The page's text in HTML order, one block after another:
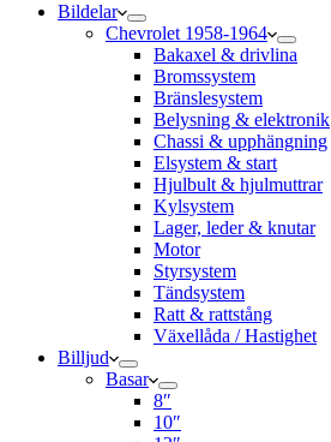
Bildelar
Chevrolet 1958-1964
Bakaxel & drivlina
Bromssystem
Bränslesystem
Belysning & elektronik
Chassi & upphängning
Elsystem & start
Hjulbult & hjulmuttrar
Kylsystem
Lager, leder & knutar
Motor
Styrsystem
Tändsystem
Ratt & rattstång
Växellåda / Hastighet
Billjud
Basar
8″
10″